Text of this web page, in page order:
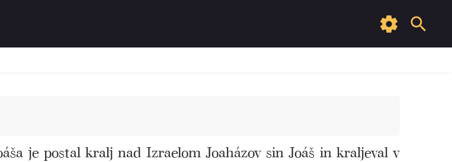
je postal kralj nad Izraelom Joaházov sin Joáš in kraljeval v